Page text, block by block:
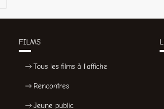
FILMS
Tous les films à l'affiche
Rencontres
Jeune public